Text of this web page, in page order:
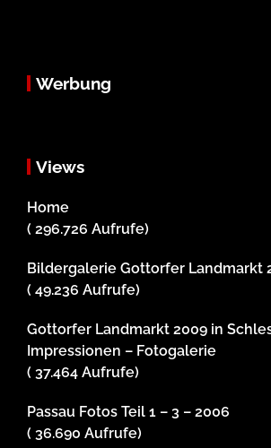
Werbung
Views
Home
( 296.726 Aufrufe)
Bildergalerie Gottorfer Landmarkt
( 49.236 Aufrufe)
Gottorfer Landmarkt 2009 in
Impressionen – Fotogalerie
( 37.464 Aufrufe)
Passau Fotos Teil 1 – 3 – 2006
( 36.690 Aufrufe)